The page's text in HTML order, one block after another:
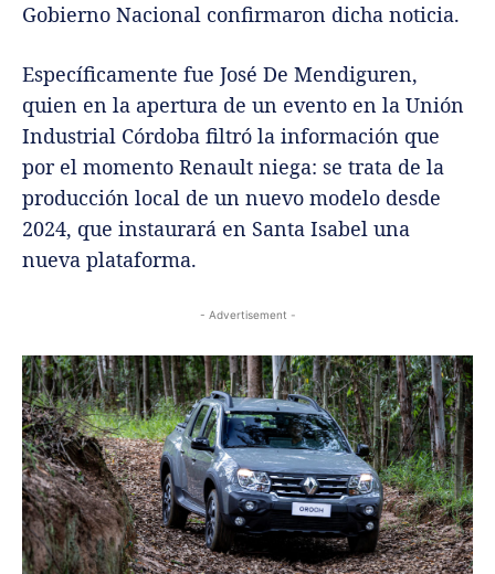
Gobierno Nacional confirmaron dicha noticia.
Específicamente fue José De Mendiguren,
quien en la apertura de un evento en la Unión
Industrial Córdoba filtró la información que
por el momento Renault niega: se trata de la
producción local de un nuevo modelo desde
2024, que instaurará en Santa Isabel una
nueva plataforma.
- Advertisement -